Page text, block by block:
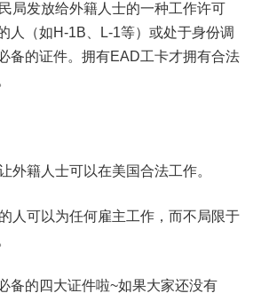
局发放给外籍人士的一种工作许可
人（如H-1B、L-1等）或处于身份调
备的证件。拥有EAD工卡才拥有合法
外籍人士可以在美国合法工作。
人可以为任何雇主工作，而不局限于
备的四大证件啦~如果大家还没有